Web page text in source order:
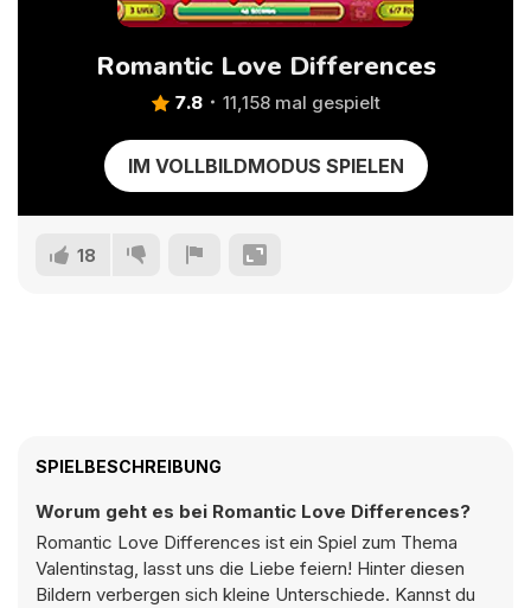
Romantic Love Differences
7.8 11,158 mal gespielt
IM VOLLBILDMODUS SPIELEN
18
SPIELBESCHREIBUNG
Worum geht es bei Romantic Love Differences?
Romantic Love Differences ist ein Spiel zum Thema
Valentinstag, lasst uns die Liebe feiern! Hinter diesen
Bildern verbergen sich kleine Unterschiede. Kannst du